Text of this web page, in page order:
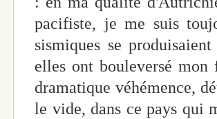
pacifiste, je me suis
sismiques se
elles ont bouleversé
dramatique véhémence,
le vide, dans ce pays qui